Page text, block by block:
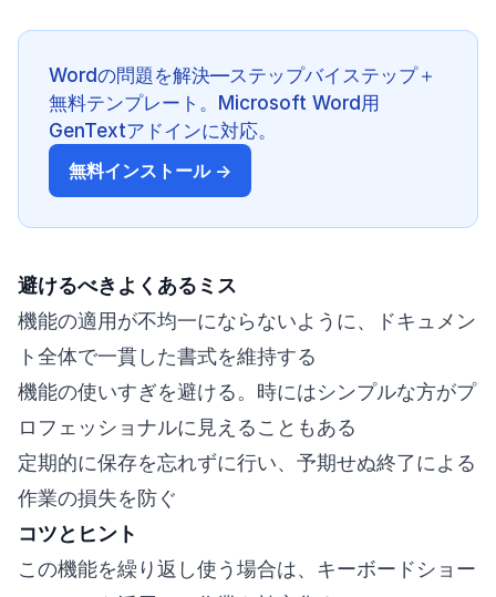
Wordの問題を解決—ステップバイステップ＋
無料テンプレート。Microsoft Word用
GenTextアドインに対応。
無料インストール →
避けるべきよくあるミス
機能の適用が不均一にならないように、ドキュメン
ト全体で一貫した書式を維持する
機能の使いすぎを避ける。時にはシンプルな方がプ
ロフェッショナルに見えることもある
定期的に保存を忘れずに行い、予期せぬ終了による
作業の損失を防ぐ
コツとヒント
この機能を繰り返し使う場合は、キーボードショー